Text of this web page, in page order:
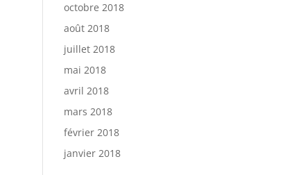
octobre 2018
août 2018
juillet 2018
mai 2018
avril 2018
mars 2018
février 2018
janvier 2018